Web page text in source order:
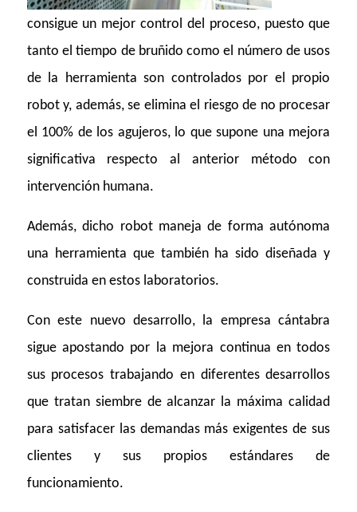
consigue un mejor control del proceso, puesto que
tanto el tiempo de bruñido como el número de usos
de la herramienta son controlados por el propio
robot y, además, se elimina el riesgo de no procesar
el 100% de los agujeros, lo que supone una mejora
significativa respecto al anterior método con
intervención humana.
Además, dicho robot maneja de forma autónoma
una herramienta que también ha sido diseñada y
construida en estos laboratorios.
Con este nuevo desarrollo, la empresa cántabra
sigue apostando por la mejora continua en todos
sus procesos trabajando en diferentes desarrollos
que tratan siembre de alcanzar la máxima calidad
para satisfacer las demandas más exigentes de sus
clientes y sus propios estándares de
funcionamiento.